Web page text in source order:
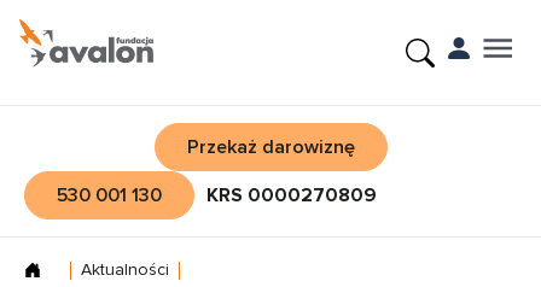
Przekaż darowiznę
530 001 130
KRS 0000270809
Aktualności